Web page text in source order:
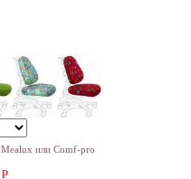
Mealux или Comf-pro
р